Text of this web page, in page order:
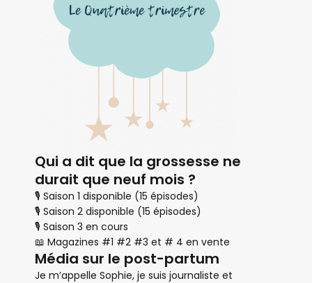
Qui a dit que la grossesse ne
durait que neuf mois ?
🎙 Saison 1 disponible (15 épisodes)
🎙 Saison 2 disponible (15 épisodes)
🎙 Saison 3 en cours
📖 Magazines #1 #2 #3 et # 4 en vente
Média sur le post-partum
Je m’appelle Sophie, je suis journaliste et